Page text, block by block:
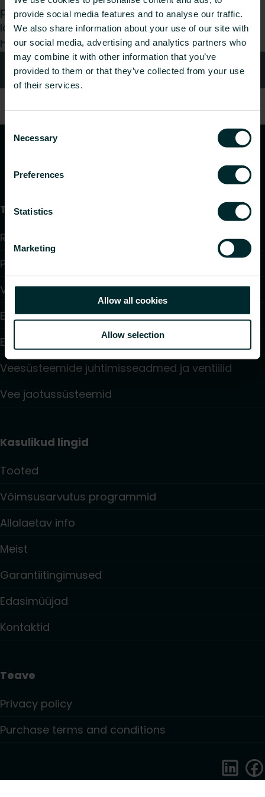
provide social media features and to analyse our traffic.
We also share information about your use of our site with
our social media, advertising and analytics partners who
may combine it with other information that you’ve
provided to them or that they’ve collected from your use
of their services.
Consent
Selection
Necessary
Preferences
Statistics
Marketing
Allow all cookies
Allow selection
paigaldaja, arhitekt, planeerija, hulgimüüja või
lõppkasutaja, valige kategooria ja me vastame
hea meelega teie päringule.
Kontaktid
Tooted
Radiaatorid ja vannitoaradiaatorid
Põrandaküte ja jahutus
Ventilaatoriga konvektorid
Elektriküte
Elektroonilised juhtimisseadmed
Veesüsteemide juhtimisseadmed ja ventiilid
Vee jaotussüsteemid
Kasulikud lingid
Tooted
Võimsusarvutus programmid
Allalaetav info
Meist
Garantiitingimused
Edasimüüjad
Kontaktid
Teave
Privacy policy
Purchase terms and conditions